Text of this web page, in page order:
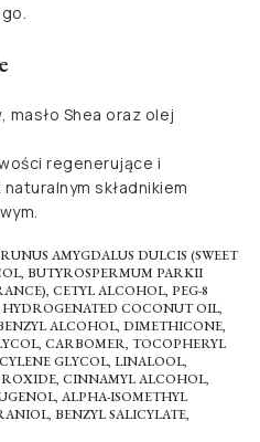
masło Shea oraz olej
regenerujące i
składnikiem
AMYGDALUS DULCIS (SWEET
BUTYROSPERMUM PARKII
CETYL ALCOHOL, PEG-8
COCONUT OIL,
ALCOHOL, DIMETHICONE,
CARBOMER, TOCOPHERYL
GLYCOL, LINALOOL,
CINNAMYL ALCOHOL,
ALPHA-ISOMETHYL
BENZYL SALICYLATE,